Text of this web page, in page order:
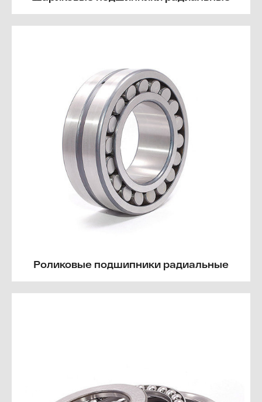
Роликовые подшипники радиальные